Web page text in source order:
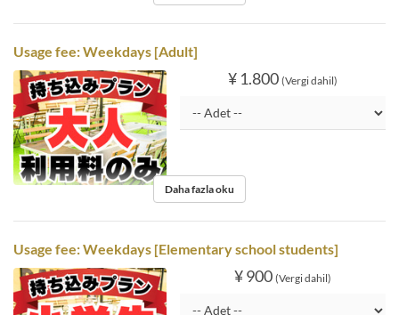
Usage fee: Weekdays [Adult]
¥ 1.800 (Vergi dahil)
Daha fazla oku
Usage fee: Weekdays [Elementary school students]
¥ 900 (Vergi dahil)